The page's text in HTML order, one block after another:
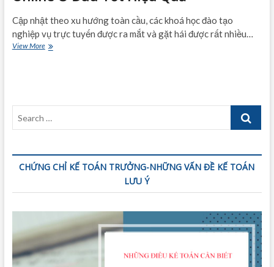
Cập nhật theo xu hướng toàn cầu, các khoá học đào tạo
nghiệp vụ trực tuyến được ra mắt và gặt hái được rất nhiều…
View MoreReview
Online
Tốt
Hiệu
Search
CHỨNG CHỈ KẾ TOÁN TRƯỞNG-NHỮNG VẤN ĐỀ KẾ TOÁN
LƯU Ý